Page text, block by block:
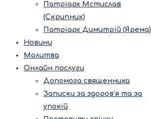
Патріарх Мстислав
(Скрипник)
Патріарх Димитрій (Ярема)
Новини
Молитва
Онлайн послуги
Допомога священника
Записки за здоров’я та за
упокій